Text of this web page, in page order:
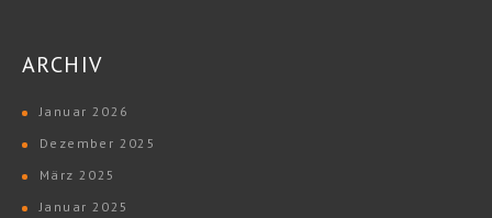
ARCHIV
Januar 2026
Dezember 2025
März 2025
Januar 2025